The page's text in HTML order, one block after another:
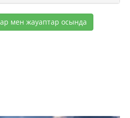
мен жауаптар осында